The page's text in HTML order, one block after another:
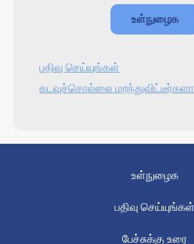
பதிவு செய்யுங்கள்
கடவுச்சொல்லை
உள்நுழைக
பதிவு செய்யுங்கள்
பேச்சுக்கு உரை